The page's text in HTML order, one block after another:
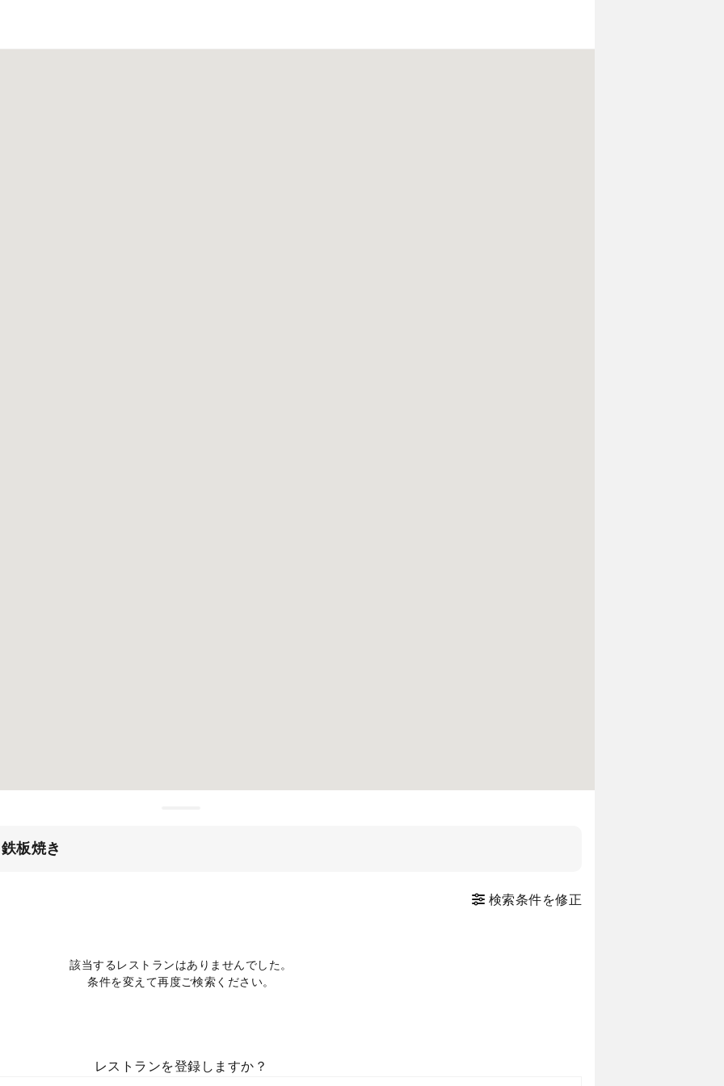
板焼き
検索条件を修正
該当するレストランはありませんでした。
条件を変えて再度ご検索ください。
レストランを登録しますか？